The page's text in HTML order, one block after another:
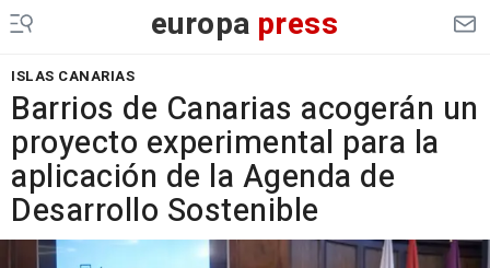
europa press
ISLAS CANARIAS
Barrios de Canarias acogerán un
proyecto experimental para la
aplicación de la Agenda de
Desarrollo Sostenible